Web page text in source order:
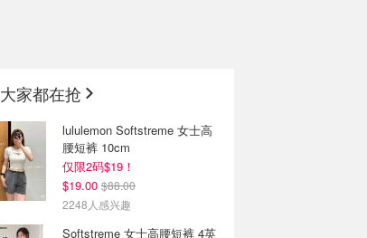
大家都在抢
lululemon Softstreme 女士高
腰短裤 10cm
仅限2码$19！
$19.00 $88.00
2248人感兴趣
Softstreme 女士高腰短裤 4英